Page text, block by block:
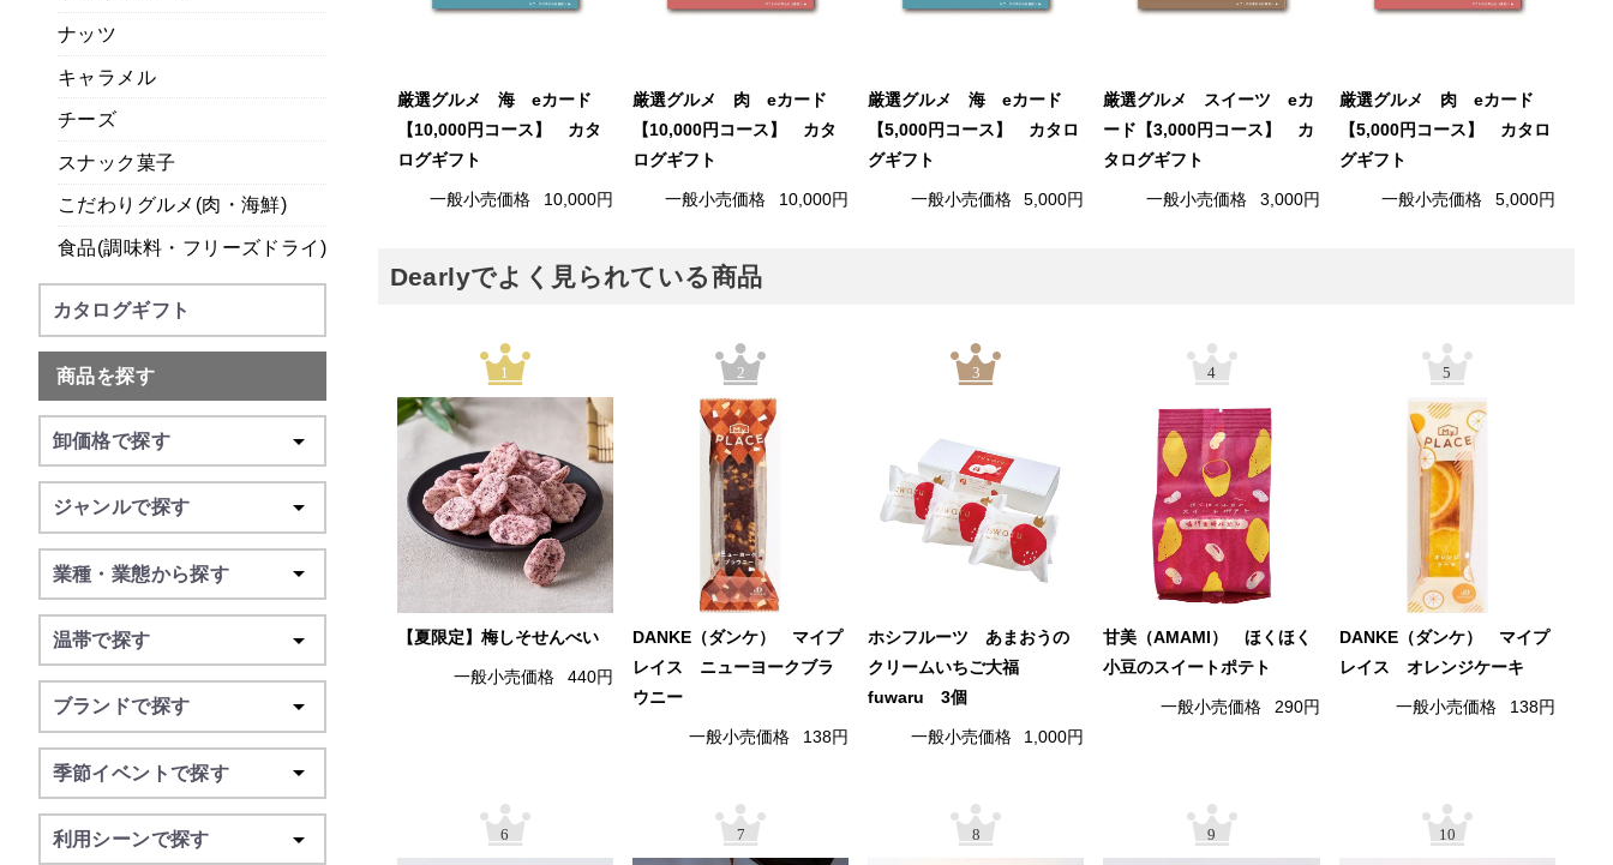
厳選グルメ 海 eカード
【10,000円コース】 カタ
ログギフト
一般小売価格 10,000円
厳選グルメ 肉 eカード
【10,000円コース】 カタ
ログギフト
一般小売価格 10,000円
厳選グルメ 海 eカード
【5,000円コース】 カタロ
グギフト
一般小売価格 5,000円
厳選グルメ スイーツ eカ
ード【3,000円コース】 カ
タログギフト
一般小売価格 3,000円
厳選グルメ 肉 eカード
【5,000円コース】 カタロ
グギフト
一般小売価格 5,000円
Dearlyでよく見られている商品
1
【夏限定】梅しそせんべい
一般小売価格 440円
2
DANKE（ダンケ） マイプ
レイス ニューヨークブラ
ウニー
一般小売価格 138円
3
ホシフルーツ あまおうの
クリームいちご大福
fuwaru 3個
一般小売価格 1,000円
4
甘美（AMAMI） ほくほく
小豆のスイートポテト
一般小売価格 290円
5
DANKE（ダンケ） マイプ
レイス オレンジケーキ
一般小売価格 138円
6 7 8 9 10
ナッツ
キャラメル
チーズ
スナック菓子
こだわりグルメ(肉・海鮮)
食品(調味料・フリーズドライ)
カタログギフト
商品を探す
卸価格で探す
ジャンルで探す
業種・業態から探す
温帯で探す
ブランドで探す
季節イベントで探す
利用シーンで探す